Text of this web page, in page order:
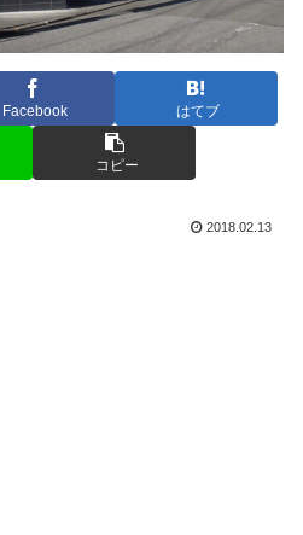
Facebook はてブ
コピー
2018.02.13